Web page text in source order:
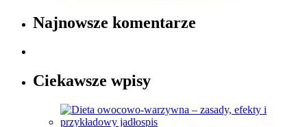
Najnowsze komentarze
Ciekawsze wpisy